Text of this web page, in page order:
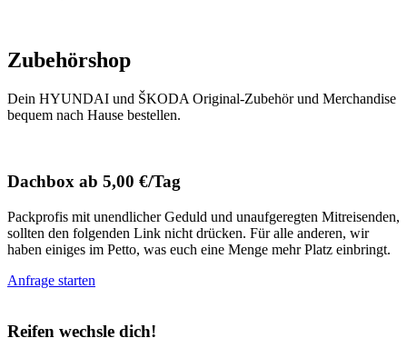
Zubehörshop
Dein HYUNDAI und ŠKODA Original-Zubehör und Merchandise
bequem nach Hause bestellen.
Dachbox ab 5,00 €/Tag
Packprofis mit unendlicher Geduld und unaufgeregten Mitreisenden,
sollten den folgenden Link nicht drücken. Für alle anderen, wir
haben einiges im Petto, was euch eine Menge mehr Platz einbringt.
Anfrage starten
Reifen wechsle dich!